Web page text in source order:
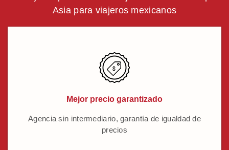
Asia para viajeros mexicanos
Mejor precio garantizado
Agencia sin intermediario, garantía de igualdad de
precios